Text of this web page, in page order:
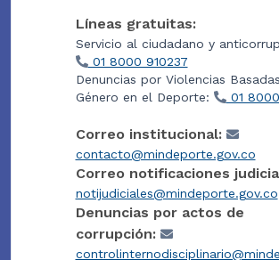
Líneas gratuitas:
Servicio al ciudadano y
01 8000 910237
Denuncias por Violencias
Género en el Deporte:
01 8000
Correo institucional:
contacto@mindeporte.gov.co
Correo notificaciones
notijudiciales@mindeporte.gov.co
Denuncias por actos de
corrupción: